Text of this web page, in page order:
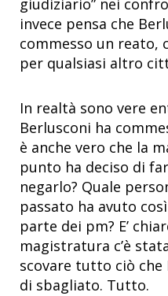
giudiziario” nei
invece pensa che
commesso un reato,
per qualsiasi altro
In realtà sono vere
Berlusconi ha
è anche vero che la
punto ha deciso di
negarlo? Quale
passato ha avuto
parte dei pm? E’
magistratura c’è
scovare tutto ciò
di sbagliato. Tutto.